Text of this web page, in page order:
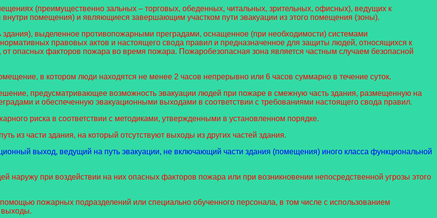
(преимущественно зальных – торговых, обеденных, читальных, зрительных, офисных), ведущих к
помещения) и являющиеся завершающим участком пути эвакуации из этого помещения (зоны).
выделенное противопожарными преградами, оснащенное (при необходимости) системами
правовых актов и настоящего свода правил и предназначенное для защиты людей, относящихся к
опасных факторов пожара во время пожара. Пожаробезопасная зона является частным случаем безопасной
в котором люди находятся не менее 2 часов непрерывно или 6 часов суммарно в течение суток.
предусматривающее возможность эвакуации людей при пожаре в смежную часть здания, размещенную на
и обеспеченную эвакуационными выходами в соответствии с требованиями настоящего свода правил.
риска в соответствии с методиками, утвержденными в установленном порядке.
из части здания, на который отсутствуют выходы из других частей здания.
выход, ведущий на путь эвакуации, не включающий части здания (помещения) иного класса функциональной
наружу при воздействии на них опасных факторов пожара или при возникновении непосредственной угрозы этого
пожарных подразделений или специально обученного персонала, в том числе с использованием
выходы.